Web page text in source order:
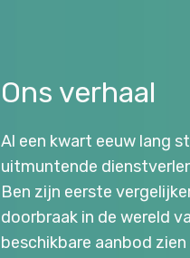
Ons verhaal
Al een kwart eeuw lang
uitmuntende
Ben zijn eerste
doorbraak in de wereld
beschikbare aanbod